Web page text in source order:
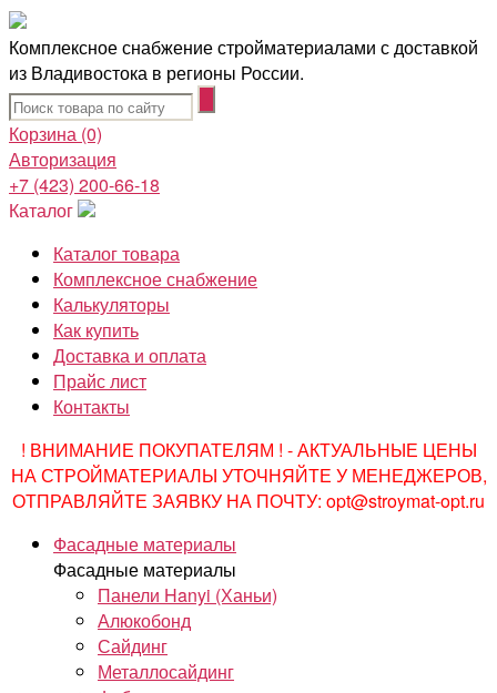
Комплексное снабжение стройматериалами с доставкой
из Владивостока в регионы России.
Корзина (0)
Авторизация
+7 (423) 200-66-18
Каталог
Каталог товара
Комплексное снабжение
Калькуляторы
Как купить
Доставка и оплата
Прайс лист
Контакты
! ВНИМАНИЕ ПОКУПАТЕЛЯМ ! - АКТУАЛЬНЫЕ ЦЕНЫ
НА СТРОЙМАТЕРИАЛЫ УТОЧНЯЙТЕ У МЕНЕДЖЕРОВ,
ОТПРАВЛЯЙТЕ ЗАЯВКУ НА ПОЧТУ: opt@stroymat-opt.ru
Фасадные материалы
Фасадные материалы
Панели Hanyi (Ханьи)
Алюкобонд
Сайдинг
Металлосайдинг